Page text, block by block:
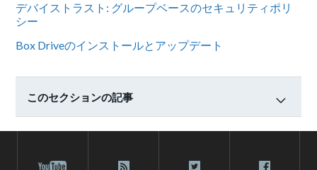
デバイストラスト: グループベースのセキュリティポリ
シー
Box Driveのインストールとアップデート
このセクションの記事